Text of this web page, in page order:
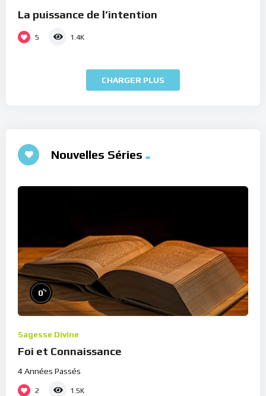
La puissance de l’intention
5 1.4K
CHARGER PLUS
Nouvelles Séries
0%
Sagesse Divine
Foi et Connaissance
4 Années Passés
2 1.5K